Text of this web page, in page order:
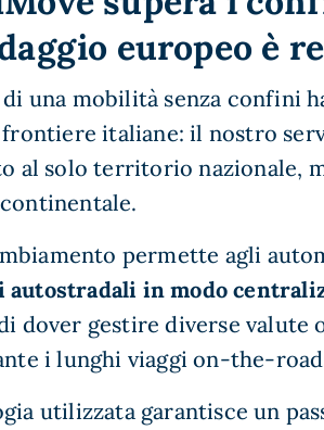
europeo è
di una mobilità senza confini
italiane: il nostro
al solo territorio nazionale,
permette agli
autostradali in modo
dover gestire diverse valute
i lunghi viaggi on-the-
utilizzata garantisce un